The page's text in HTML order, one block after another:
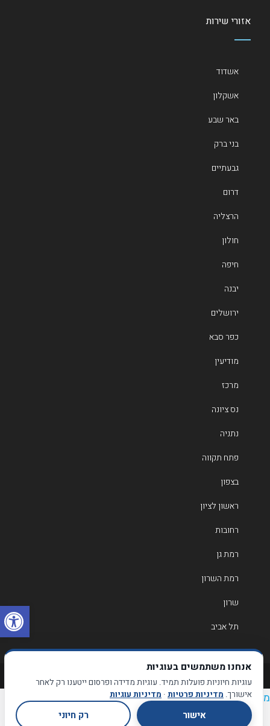
אזורי שירות
אשדוד
אשקלון
באר שבע
בני ברק
גבעתיים
דרום
הרצליה
חולון
חיפה
יבנה
ירושלים
כפר סבא
מודיעין
מרכז
נס ציונה
נתניה
פתח תקווה
בצפון
ראשון לציון
רחובות
רמת גן
רמת השרון
שרון
תל אביב
אנחנו משתמשים בעוגיות
עוגיות חיוניות פועלות תמיד. עוגיות מדידה ופרסום ייטענו רק לאחר
אישורך. מדיניות פרטיות · מדיניות עוגיות
אישור רק חיוני
מדיניות פרטיות|מדיניות עוגיות|תנאי שימוש|הצהרת נגישות